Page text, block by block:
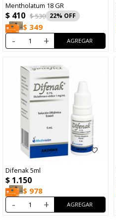
Mentholatum 18 GR
$ 410 $530 22
$ 349
- +
Difenak 5ml
$ 1.150
$ 978
- +